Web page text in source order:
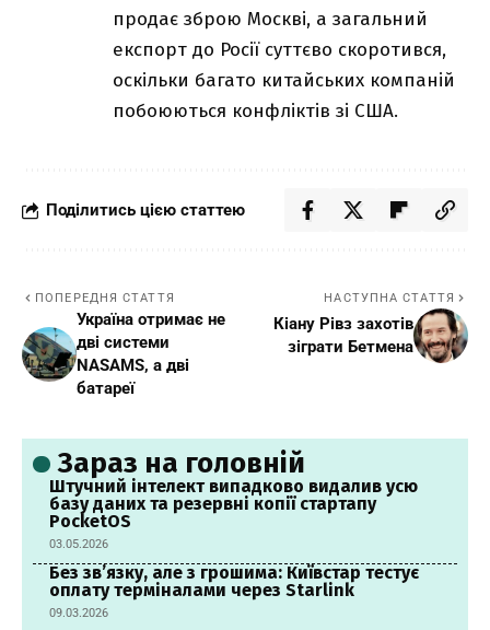
продає зброю Москві, а загальний
експорт до Росії суттєво скоротився,
оскільки багато китайських компаній
побоюються конфліктів зі США.
Поділитись цією статтею
ПОПЕРЕДНЯ СТАТТЯ
Україна отримає не
дві системи
NASAMS, а дві
батареї
НАСТУПНА СТАТТЯ
Кіану Рівз захотів
зіграти Бетмена
Зараз на головній
Штучний інтелект випадково видалив усю
базу даних та резервні копії стартапу
PocketOS
03.05.2026
Без зв’язку, але з грошима: Київстар тестує
оплату терміналами через Starlink
09.03.2026